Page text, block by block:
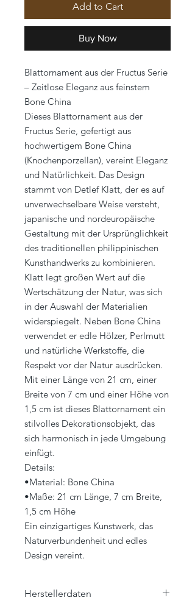
Add to Cart
Buy Now
Blattornament aus der Fructus Serie
– Zeitlose Eleganz aus feinstem
Bone China
Dieses Blattornament aus der
Fructus Serie, gefertigt aus
hochwertigem Bone China
(Knochenporzellan), vereint Eleganz
und Natürlichkeit. Das Design
stammt von Detlef Klatt, der es auf
unverwechselbare Weise versteht,
japanische und nordeuropäische
Gestaltung mit der Ursprünglichkeit
des traditionellen philippinischen
Kunsthandwerks zu kombinieren.
Klatt legt großen Wert auf die
Wertschätzung der Natur, was sich
in der Auswahl der Materialien
widerspiegelt. Neben Bone China
verwendet er edle Hölzer, Perlmutt
und natürliche Werkstoffe, die
Respekt vor der Natur ausdrücken.
Mit einer Länge von 21 cm, einer
Breite von 7 cm und einer Höhe von
1,5 cm ist dieses Blattornament ein
stilvolles Dekorationsobjekt, das
sich harmonisch in jede Umgebung
einfügt.
Details:
•Material: Bone China
•Maße: 21 cm Länge, 7 cm Breite,
1,5 cm Höhe
Ein einzigartiges Kunstwerk, das
Naturverbundenheit und edles
Design vereint.
Herstellerdaten